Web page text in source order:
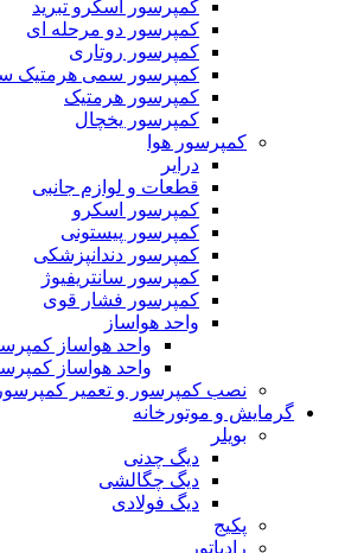
کمپرسور اسکرو تبرید
کمپرسور دو مرحله ای
کمپرسور روتاری
کمپرسور سمی هرمتیک
کمپرسور هرمتیک
کمپرسور یخچال
کمپرسور هوا
درایر
قطعات و لوازم جانبی
کمپرسور اسکرو
کمپرسور پیستونی
کمپرسور دندانپزشکی
کمپرسور سانتریفیوژ
کمپرسور فشار قوی
واحد هواساز
واحد هواساز
واحد هواساز
نصب کمپرسور و تعمیر کمپرسور
گرمایش و موتورخانه
بویلر
دیگ چدنی
دیگ چگالشی
دیگ فولادی
پکیج
رادیاتور